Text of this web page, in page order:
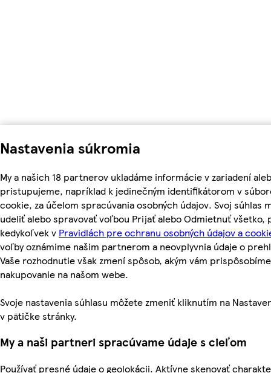
Nastavenia súkromia
My a našich 18 partnerov ukladáme informácie v zariadení
pristupujeme, napríklad k jedinečným identifikátorom v
cookie, za účelom spracúvania osobných údajov. Svoj súhlas
udeliť alebo spravovať voľbou Prijať alebo Odmietnuť všetko,
kedykoľvek v Pravidlách pre ochranu osobných údajov a
voľby oznámime našim partnerom a neovplyvnia údaje o
Vaše rozhodnutie však zmení spôsob, akým vám prispôsobíme
nakupovanie na našom webe.
Svoje nastavenia súhlasu môžete zmeniť kliknutím na
v pätičke stránky.
My a naši partneri spracúvame údaje s cieľom
Používať presné údaje o geolokácii. Aktívne skenovať